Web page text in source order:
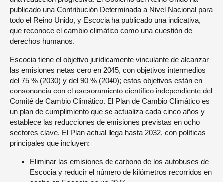
publicado una Contribución Determinada a Nivel Nacional para
todo el Reino Unido, y Escocia ha publicado una indicativa,
que reconoce el cambio climático como una cuestión de
derechos humanos.
Escocia tiene el objetivo jurídicamente vinculante de alcanzar
las emisiones netas cero en 2045, con objetivos intermedios
del 75 % (2030) y del 90 % (2040); estos objetivos están en
consonancia con el asesoramiento científico independiente del
Comité de Cambio Climático. El Plan de Cambio Climático es
un plan de cumplimiento que se actualiza cada cinco años y
establece las reducciones de emisiones previstas en ocho
sectores clave. El Plan actual llega hasta 2032, con políticas
principales que incluyen:
Eliminar las emisiones de carbono de los autobuses de
Escocia y reducir el número de kilómetros recorridos en